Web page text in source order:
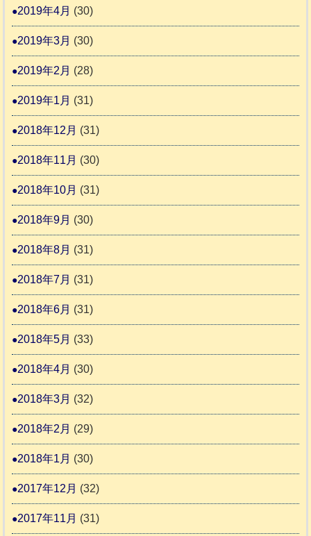
2019年4月 (30)
2019年3月 (30)
2019年2月 (28)
2019年1月 (31)
2018年12月 (31)
2018年11月 (30)
2018年10月 (31)
2018年9月 (30)
2018年8月 (31)
2018年7月 (31)
2018年6月 (31)
2018年5月 (33)
2018年4月 (30)
2018年3月 (32)
2018年2月 (29)
2018年1月 (30)
2017年12月 (32)
2017年11月 (31)